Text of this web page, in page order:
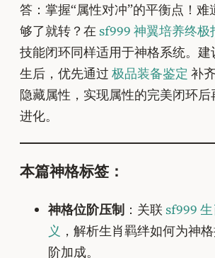
答：掌握“属性对冲”的平衡点！难
够了就转？在 sf999 神翼培养终极
技能闭环同样适用于神格系统。
生后，优先通过 极品装备鉴定 补
隐藏属性，实现属性的完美闭环
进化。
本篇神格标签：
神格位阶压制 ：关联 sf999
义 ，解析生肖羁绊如何为神
阶加成。